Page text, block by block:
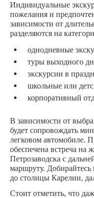
Индивидуальные
пожелания и
зависимости от
разделяются на
однодневные
туры выходного
экскурсии в
школьные или
корпоративный
В зависимости от
будет сопровождать
легковом автомобиле.
обеспечена встреча на
Петрозаводска с
маршруту.
до столицы Карелии,
Стоит отметить, что